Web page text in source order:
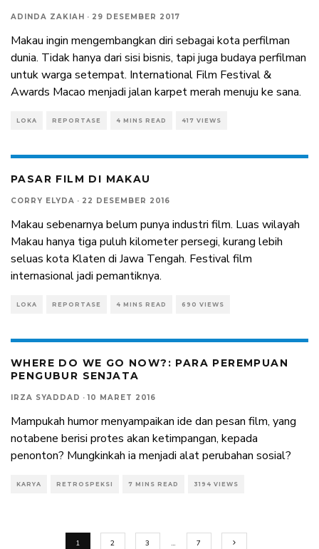
ADINDA ZAKIAH · 29 DESEMBER 2017
Makau ingin mengembangkan diri sebagai kota perfilman
dunia. Tidak hanya dari sisi bisnis, tapi juga budaya perfilman
untuk warga setempat. International Film Festival &
Awards Macao menjadi jalan karpet merah menuju ke sana.
LOKA REPORTASE 4 MINS READ 417 VIEWS
PASAR FILM DI MAKAU
CORRY ELYDA · 22 DESEMBER 2016
Makau sebenarnya belum punya industri film. Luas wilayah
Makau hanya tiga puluh kilometer persegi, kurang lebih
seluas kota Klaten di Jawa Tengah. Festival film
internasional jadi pemantiknya.
LOKA REPORTASE 4 MINS READ 690 VIEWS
WHERE DO WE GO NOW?: PARA PEREMPUAN
PENGUBUR SENJATA
IRZA SYADDAD · 10 MARET 2016
Mampukah humor menyampaikan ide dan pesan film, yang
notabene berisi protes akan ketimpangan, kepada
penonton? Mungkinkah ia menjadi alat perubahan sosial?
KARYA RETROSPEKSI 7 MINS READ 3194 VIEWS
1 2 3 … 7